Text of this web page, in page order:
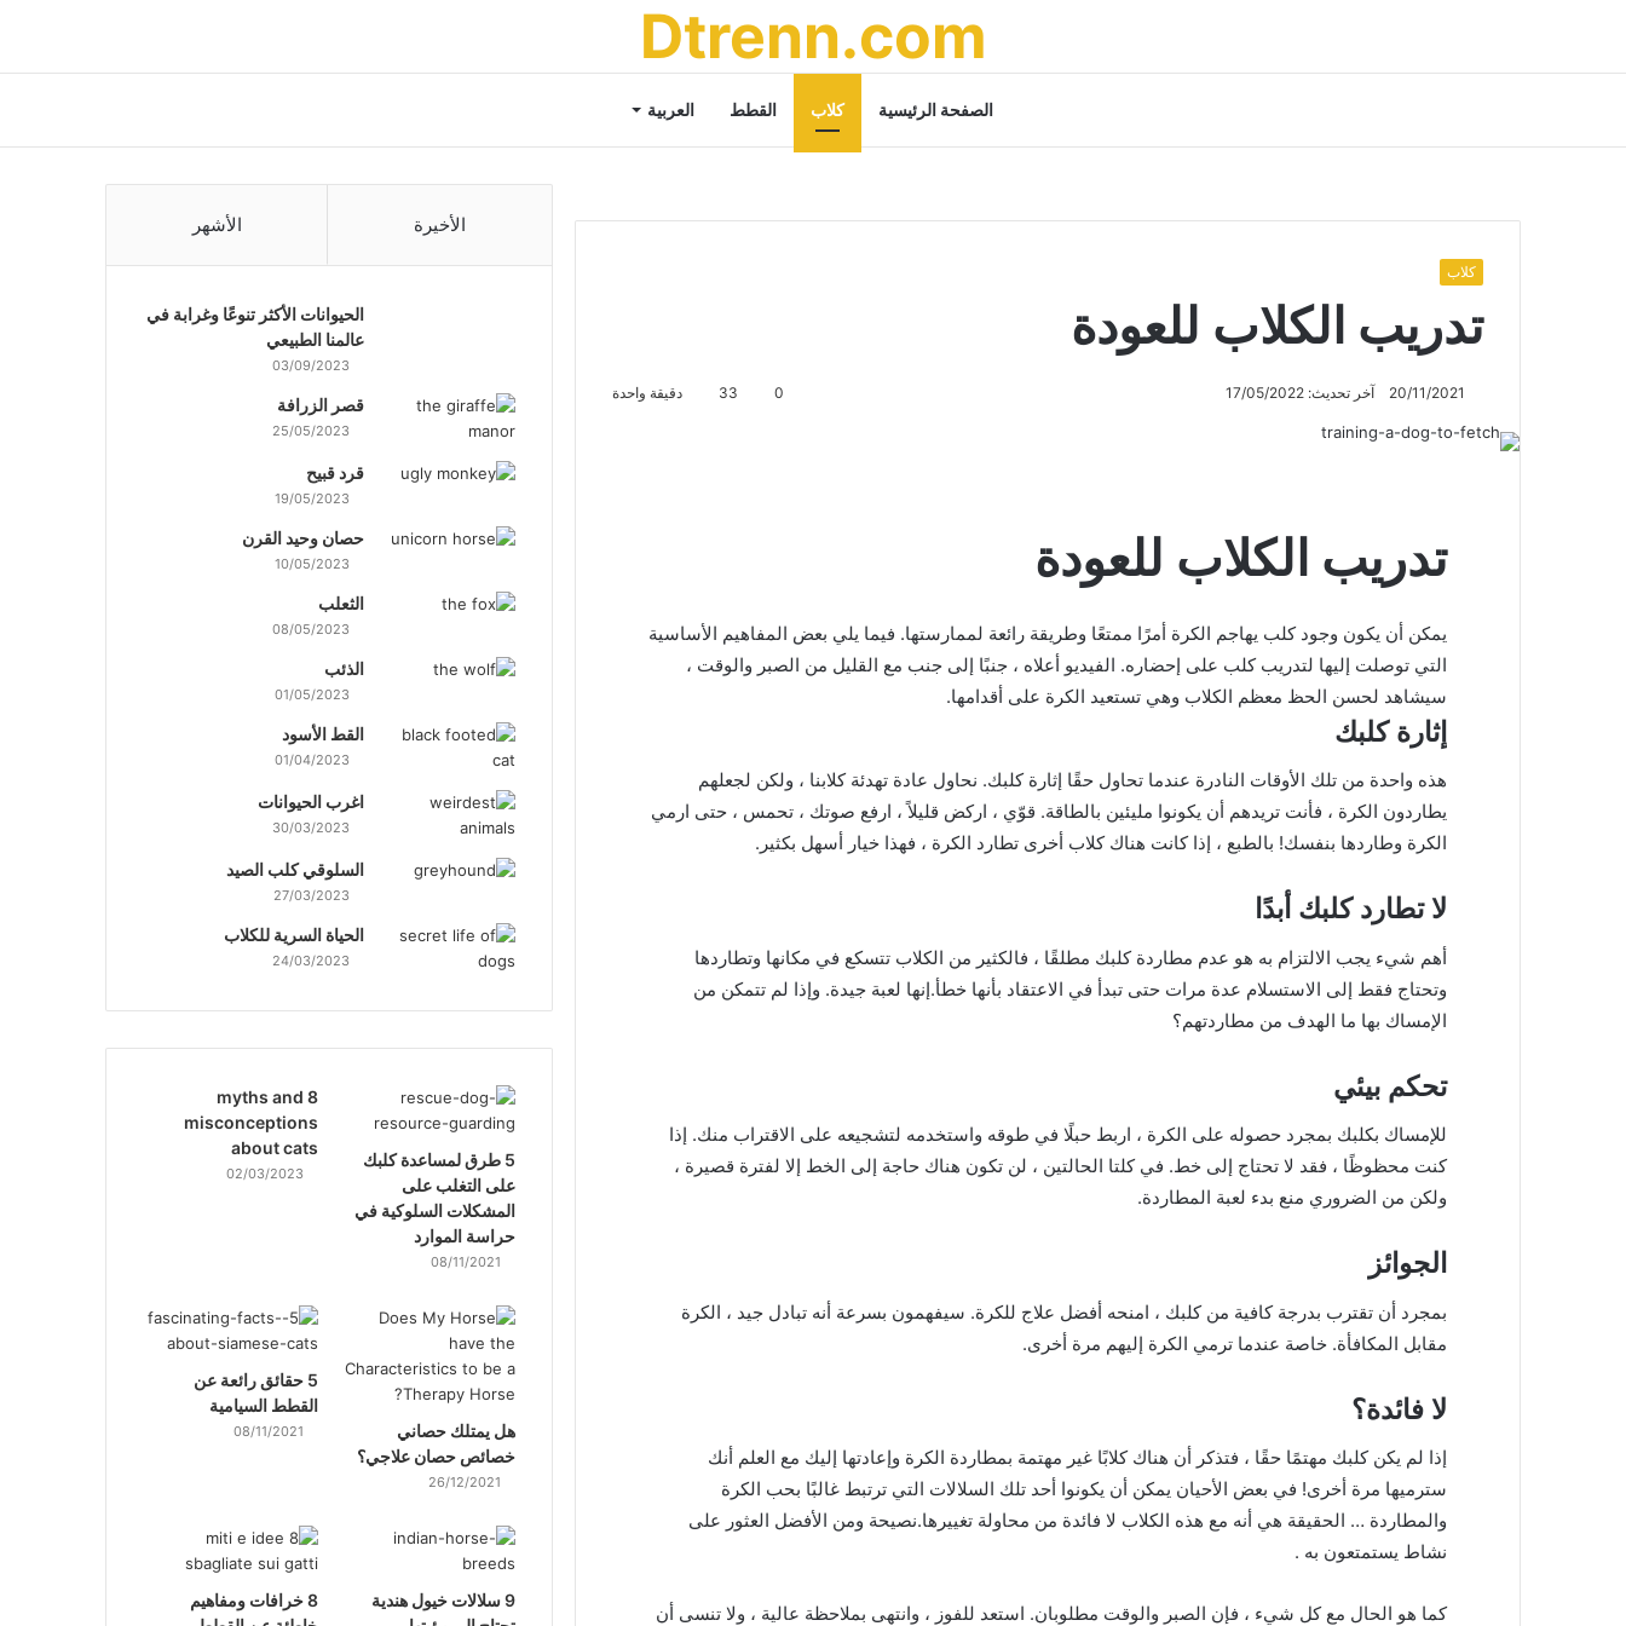
Dtrenn.com
الصفحة الرئيسية كلاب القطط العربية
كلاب
تدريب الكلاب للعودة
20/11/2021 آخر تحديث: 17/05/2022 0
33 دقيقة واحدة
تدريب الكلاب للعودة
يمكن أن يكون وجود كلب يهاجم الكرة أمرًا ممتعًا وطريقة رائعة لممارستها. فيما يلي بعض المفاهيم الأساسية
التي توصلت إليها لتدريب كلب على إحضاره. الفيديو أعلاه ، جنبًا إلى جنب مع القليل من الصبر والوقت ،
سيشاهد لحسن الحظ معظم الكلاب وهي تستعيد الكرة على أقدامها.
إثارة كلبك
هذه واحدة من تلك الأوقات النادرة عندما تحاول حقًا إثارة كلبك. نحاول عادة تهدئة كلابنا ، ولكن لجعلهم
يطاردون الكرة ، فأنت تريدهم أن يكونوا مليئين بالطاقة. قوّي ، اركض قليلاً ، ارفع صوتك ، تحمس ، حتى ارمي
الكرة وطاردها بنفسك! بالطبع ، إذا كانت هناك كلاب أخرى تطارد الكرة ، فهذا خيار أسهل بكثير.
لا تطارد كلبك أبدًا
أهم شيء يجب الالتزام به هو عدم مطاردة كلبك مطلقًا ، فالكثير من الكلاب تتسكع في مكانها وتطاردها
وتحتاج فقط إلى الاستسلام عدة مرات حتى تبدأ في الاعتقاد بأنها خطأ.إنها لعبة جيدة. وإذا لم تتمكن من
الإمساك بها ما الهدف من مطاردتهم؟
تحكم بيئي
للإمساك بكلبك بمجرد حصوله على الكرة ، اربط حبلًا في طوقه واستخدمه لتشجيعه على الاقتراب منك. إذا
كنت محظوظًا ، فقد لا تحتاج إلى خط. في كلتا الحالتين ، لن تكون هناك حاجة إلى الخط إلا لفترة قصيرة ،
ولكن من الضروري منع بدء لعبة المطاردة.
الجوائز
بمجرد أن تقترب بدرجة كافية من كلبك ، امنحه أفضل علاج للكرة. سيفهمون بسرعة أنه تبادل جيد ، الكرة
مقابل المكافأة. خاصة عندما ترمي الكرة إليهم مرة أخرى.
لا فائدة؟
إذا لم يكن كلبك مهتمًا حقًا ، فتذكر أن هناك كلابًا غير مهتمة بمطاردة الكرة وإعادتها إليك مع العلم أنك
سترميها مرة أخرى! في بعض الأحيان يمكن أن يكونوا أحد تلك السلالات التي ترتبط غالبًا بحب الكرة
والمطاردة … الحقيقة هي أنه مع هذه الكلاب لا فائدة من محاولة تغييرها.نصيحة ومن الأفضل العثور على
نشاط يستمتعون به .
كما هو الحال مع كل شيء ، فإن الصبر والوقت مطلوبان. استعد للفوز ، وانتهى بملاحظة عالية ، ولا تنسى أن
الأخيرة الأشهر
الحيوانات الأكثر تنوعًا وغرابة في
عالمنا الطبيعي
03/09/2023
قصر الزرافة
25/05/2023
قرد قبيح
19/05/2023
حصان وحيد القرن
10/05/2023
الثعلب
08/05/2023
الذئب
01/05/2023
القط الأسود
01/04/2023
اغرب الحيوانات
30/03/2023
السلوقي كلب الصيد
27/03/2023
الحياة السرية للكلاب
24/03/2023
5 طرق لمساعدة كلبك
على التغلب على
المشكلات السلوكية في
حراسة الموارد
08/11/2021
8 myths and
misconceptions
about cats
02/03/2023
هل يمتلك حصاني
خصائص حصان علاجي؟
26/12/2021
5 حقائق رائعة عن
القطط السيامية
08/11/2021
9 سلالات خيول هندية
8 خرافات ومفاهيم